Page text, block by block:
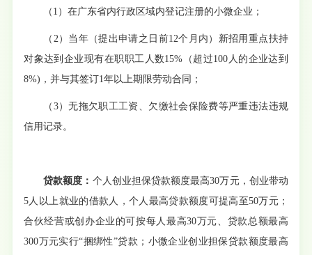
（ 1 ）在广东省内行政区域内登记注册的小微企业；
（ 2 ） 当年（提出申请之日前12个月内）新招用重点扶持
对象达到企业现有在职职工人数15%（超过100人的企业达到
8%)，并与其签订1年以上期限劳动合同；
（ 3）无拖欠职工工资、欠缴社会保险费等严重违法违规
信用记录。
贷款额度： 个人创业担保贷款额度最高30万元，创业带动
5人以上 就业的借款人，个人最高贷款额度可提高至50万元；
合伙经营或创办企业的可按每人最高30万元、贷款总额最高
300万元实行“捆绑性”贷款； 小微企业创业担保贷款额度最高